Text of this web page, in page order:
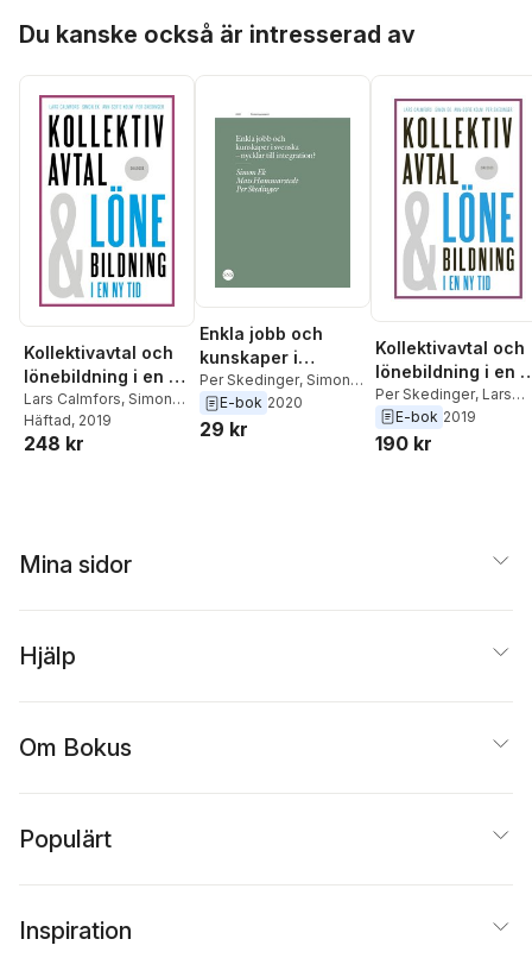
Du kanske också är intresserad av
Kollektivavtal och
lönebildning i en ny
tid
Lars Calmfors, Simon
Ek,Ann-Sofie Kolm
Skedinger
Häftad, 2019
248 kr
Enkla jobb och
kunskaper i
svenska - nycklar
till integration?
Per Skedinger, Simon
Ek,Mats Hammarstedt
E-bok 2020
29 kr
Kollektivavtal och
lönebildning i en
tid
Per Skedinger, Lars
Calmfors ,Simon Ek
Ann-Sofie Kolm
E-bok 2019
190 kr
Mina sidor
Hjälp
Om Bokus
Populärt
Inspiration